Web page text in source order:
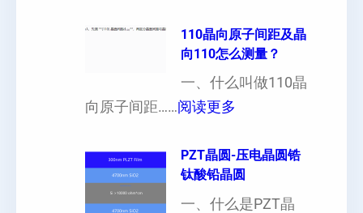
以
定
超
薄
硅
性
对
硬
度
影
响
晶
硅
片
白
或
110晶向原子间距及晶
向110怎么测量？
一、什么叫做110晶
向原子间距……阅读更多
1
0
晶
PZT晶圆-压电晶圆锆
钛酸铅晶圆
一、什么是PZT晶